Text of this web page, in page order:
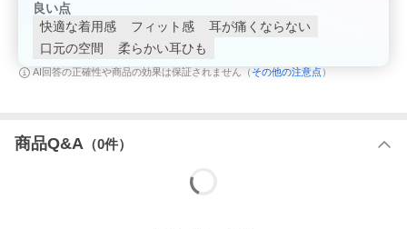
1.Wブロック効果でしっかりバリア！
良い点
快適な着用感
フィット感
耳が痛くならない
口元の空間
柔らかい耳ひも
AI回答の正確性や商品の効果は保証されません（ その他の注意点 ）
商品Q&A （0件）